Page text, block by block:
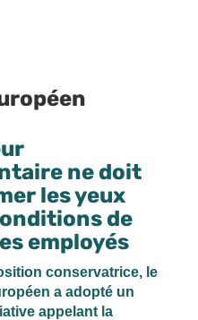
ne doit
les yeux
de
employés
conservatrice, le
a adopté un
appelant la